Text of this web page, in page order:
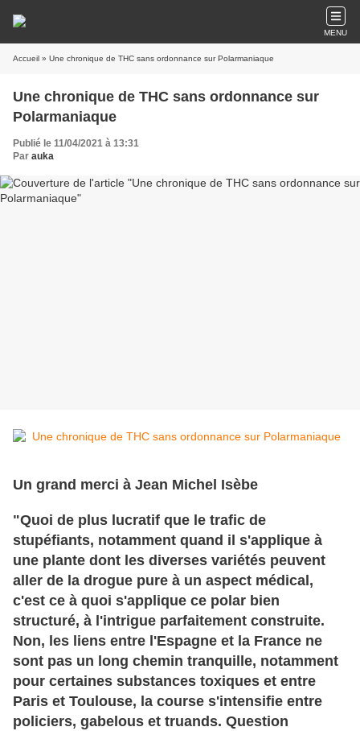
MENU
Accueil » Une chronique de THC sans ordonnance sur Polarmaniaque
Une chronique de THC sans ordonnance sur
Polarmaniaque
Publié le 11/04/2021 à 13:31
Par auka
Un grand merci à Jean Michel Isèbe
"Quoi de plus lucratif que le trafic de
stupéfiants, notamment quand il s'applique à
une plante dont les diverses variétés peuvent
aller de la drogue pure à un aspect médical,
c'est ce à quoi s'applique ce polar bien
structuré, à l'intrigue parfaitement construite.
Non, les liens entre l'Espagne et la France ne
sont pas un long chemin tranquille, notamment
pour certaines substances toxiques et entre
Paris et Toulouse, la course s'intensifie entre
policiers, gabelous et truands. Question